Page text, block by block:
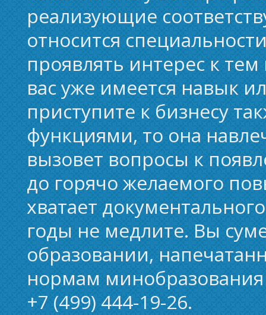
реализующие
относится
проявлять интерес к
вас уже имеется навык
приступите к бизнесу
функциями, то она
вызовет вопросы к
до горячо желаемого
хватает
годы не медлите. Вы
образовании,
нормам
+7 (499) 444-19-26.